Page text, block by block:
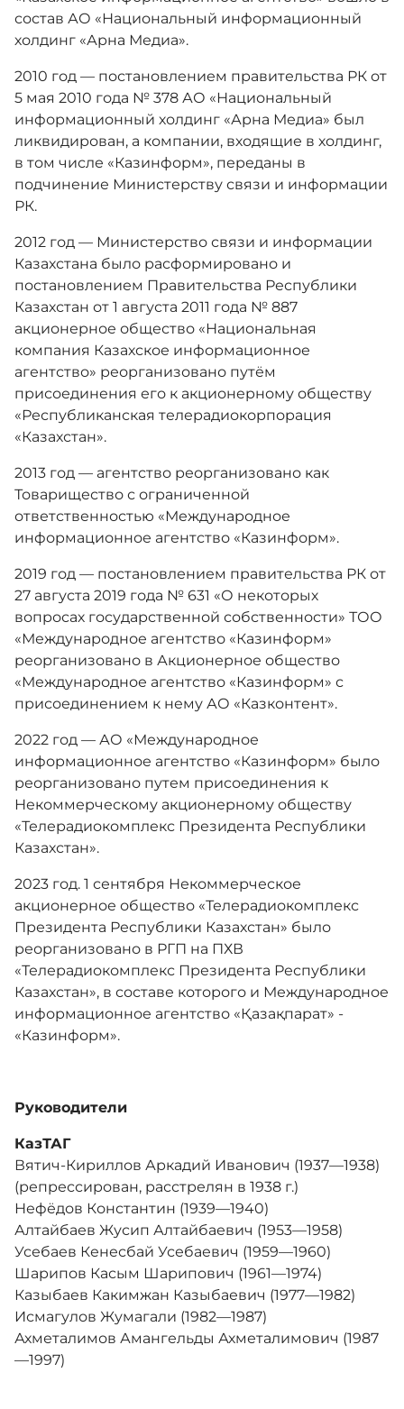
состав АО «Национальный информационный
холдинг «Арна Медиа».
2010 год — постановлением правительства РК от
5 мая 2010 года № 378 АО «Национальный
информационный холдинг «Арна Медиа» был
ликвидирован, а компании, входящие в холдинг,
в том числе «Казинформ», переданы в
подчинение Министерству связи и информации
РК.
2012 год — Министерство связи и информации
Казахстана было расформировано и
постановлением Правительства Республики
Казахстан от 1 августа 2011 года № 887
акционерное общество «Национальная
компания Казахское информационное
агентство» реорганизовано путём
присоединения его к акционерному обществу
«Республиканская телерадиокорпорация
«Казахстан».
2013 год — агентство реорганизовано как
Товарищество с ограниченной
ответственностью «Международное
информационное агентство «Казинформ».
2019 год — постановлением правительства РК от
27 августа 2019 года № 631 «О некоторых
вопросах государственной собственности» ТОО
«Международное агентство «Казинформ»
реорганизовано в Акционерное общество
«Международное агентство «Казинформ» с
присоединением к нему АО «Казконтент».
2022 год — АО «Международное
информационное агентство «Казинформ» было
реорганизовано путем присоединения к
Некоммерческому акционерному обществу
«Телерадиокомплекс Президента Республики
Казахстан».
2023 год. 1 сентября Некоммерческое
акционерное общество «Телерадиокомплекс
Президента Республики Казахстан» было
реорганизовано в РГП на ПХВ
«Телерадиокомплекс Президента Республики
Казахстан», в составе которого и Международное
информационное агентство «Қазақпарат» -
«Казинформ».
Руководители
КазТАГ
Вятич-Кириллов Аркадий Иванович (1937—1938)
(репрессирован, расстрелян в 1938 г.)
Нефёдов Константин (1939—1940)
Алтайбаев Жусип Алтайбаевич (1953—1958)
Усебаев Кенесбай Усебаевич (1959—1960)
Шарипов Касым Шарипович (1961—1974)
Казыбаев Какимжан Казыбаевич (1977—1982)
Исмагулов Жумагали (1982—1987)
Ахметалимов Амангельды Ахметалимович (1987
—1997)